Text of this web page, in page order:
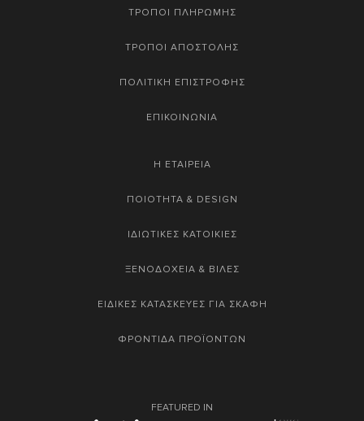
ΤΡΟΠΟΙ ΠΛΗΡΩΜΗΣ
ΤΡΟΠΟΙ ΑΠΟΣΤΟΛΗΣ
ΠΟΛΙΤΙΚΗ ΕΠΙΣΤΡΟΦΗΣ
ΕΠΙΚΟΙΝΩΝΙΑ
Η ΕΤΑΙΡΕΙΑ
ΠΟΙΟΤΗΤΑ & DESIGN
ΙΔΙΩΤΙΚΕΣ ΚΑΤΟΙΚΙΕΣ
ΞΕΝΟΔΟΧΕΙΑ & ΒΙΛΕΣ
ΕΙΔΙΚΕΣ ΚΑΤΑΣΚΕΥΕΣ ΓΙΑ ΣΚΑΦΗ
ΦΡΟΝΤΙΔΑ ΠΡΟΪΟΝΤΩΝ
FEATURED IN